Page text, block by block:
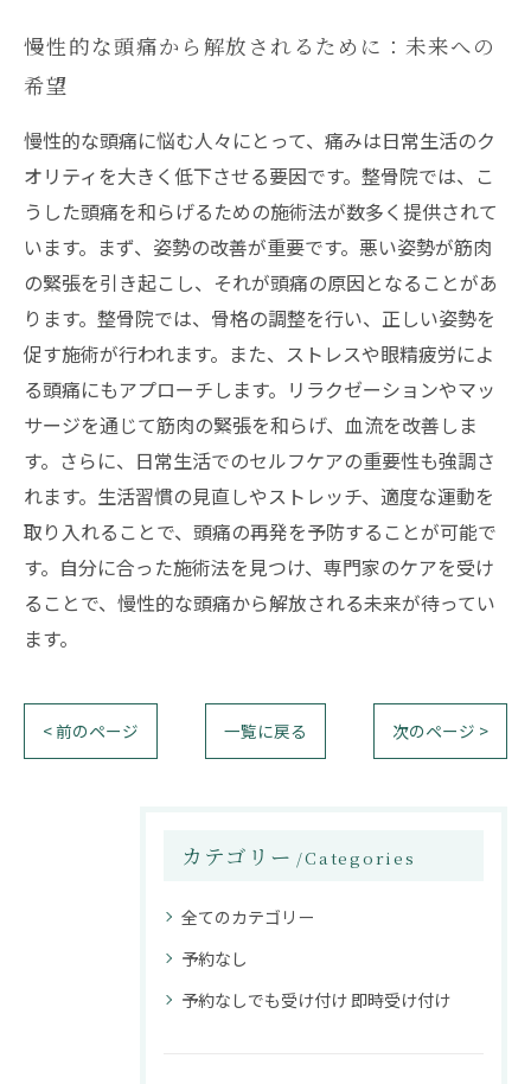
慢性的な頭痛から解放されるために：未来への
希望
慢性的な頭痛に悩む人々にとって、痛みは日常生活のク
オリティを大きく低下させる要因です。整骨院では、こ
うした頭痛を和らげるための施術法が数多く提供されて
います。まず、姿勢の改善が重要です。悪い姿勢が筋肉
の緊張を引き起こし、それが頭痛の原因となることがあ
ります。整骨院では、骨格の調整を行い、正しい姿勢を
促す施術が行われます。また、ストレスや眼精疲労によ
る頭痛にもアプローチします。リラクゼーションやマッ
サージを通じて筋肉の緊張を和らげ、血流を改善しま
す。さらに、日常生活でのセルフケアの重要性も強調さ
れます。生活習慣の見直しやストレッチ、適度な運動を
取り入れることで、頭痛の再発を予防することが可能で
す。自分に合った施術法を見つけ、専門家のケアを受け
ることで、慢性的な頭痛から解放される未来が待ってい
ます。
< 前のページ 一覧に戻る 次のページ >
カテゴリー Categories
全てのカテゴリー
予約なし
予約なしでも受け付け 即時受け付け